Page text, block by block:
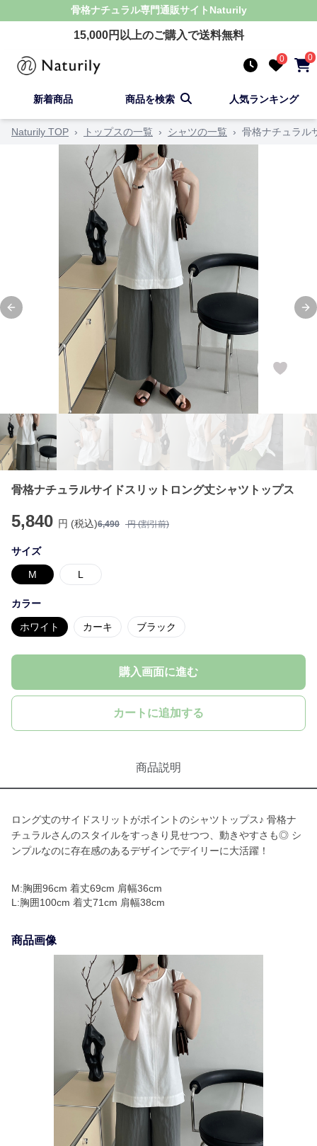
骨格ナチュラル専門通販サイト Naturily
15,000円以上のご購入で送料無料
0 0
新着商品 商品を検索 人気ランキング
Naturily TOP › トップスの一覧 › シャツの一覧 › 骨格ナチュラル
Previous slide
骨格ナチュラルサイドスリットロング丈シャツトップス
5,840 円 (税込)6,490 円 (割引前)
サイズ
M L
カラー
ホワイト カーキ ブラック
購入画面に進む
カートに追加する
商品説明
ロング丈のサイドスリットがポイントのシャツトップス♪ 骨格ナ
チュラルさんのスタイルをすっきり見せつつ、動きやすさも◎ シ
ンプルなのに存在感のあるデザインでデイリーに大活躍！
M:胸囲96cm 着丈69cm 肩幅36cm
L:胸囲100cm 着丈71cm 肩幅38cm
商品画像